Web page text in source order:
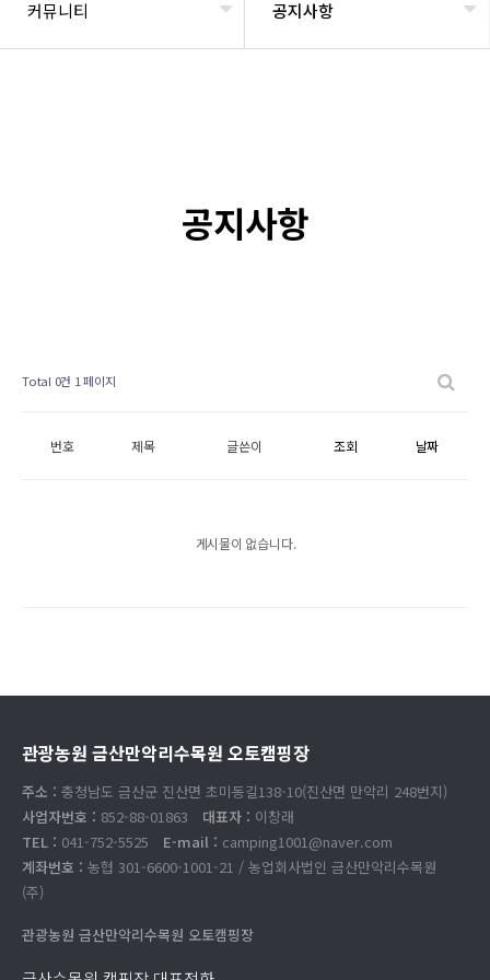
커뮤니티 공지사항
공지사항
Total 0건 1 페이지
번호 제목 글쓴이 조회 날짜
게시물이 없습니다.
관광농원 금산만악리수목원 오토캠핑장
주소 : 충청남도 금산군 진산면 초미동길138-10(진산면 만악리 248번지)
사업자번호 : 852-88-01863 대표자 : 이창래
TEL : 041-752-5525 E-mail : camping1001@naver.com
계좌번호 : 농협 301-6600-1001-21 / 농업회사법인 금산만악리수목원
(주)
관광농원 금산만악리수목원 오토캠핑장